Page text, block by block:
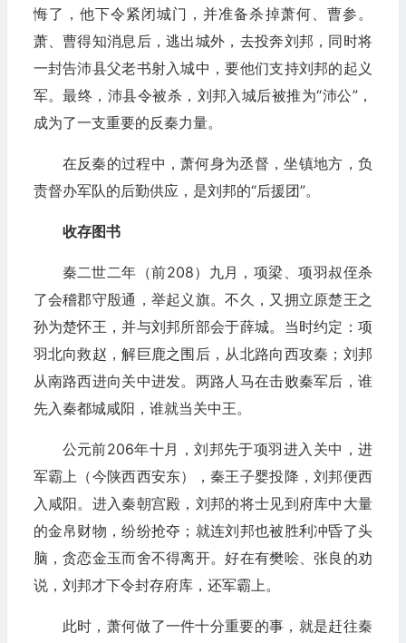
悔了，他下令紧闭城门，并准备杀掉萧何、曹参。
萧、曹得知消息后，逃出城外，去投奔刘邦，同时将
一封告沛县父老书射入城中，要他们支持刘邦的起义
军。最终，沛县令被杀，刘邦入城后被推为“沛公”，
成为了一支重要的反秦力量。
在反秦的过程中，萧何身为丞督，坐镇地方，负
责督办军队的后勤供应，是刘邦的“后援团”。
收存图书
秦二世二年（前208）九月，项梁、项羽叔侄杀
了会稽郡守殷通，举起义旗。不久，又拥立原楚王之
孙为楚怀王，并与刘邦所部会于薛城。当时约定：项
羽北向救赵，解巨鹿之围后，从北路向西攻秦；刘邦
从南路西进向关中进发。两路人马在击败秦军后，谁
先入秦都城咸阳，谁就当关中王。
公元前206年十月，刘邦先于项羽进入关中，进
军霸上（今陕西西安东），秦王子婴投降，刘邦便西
入咸阳。进入秦朝宫殿，刘邦的将士见到府库中大量
的金帛财物，纷纷抢夺；就连刘邦也被胜利冲昏了头
脑，贪恋金玉而舍不得离开。好在有樊哙、张良的劝
说，刘邦才下令封存府库，还军霸上。
此时，萧何做了一件十分重要的事，就是赶往秦